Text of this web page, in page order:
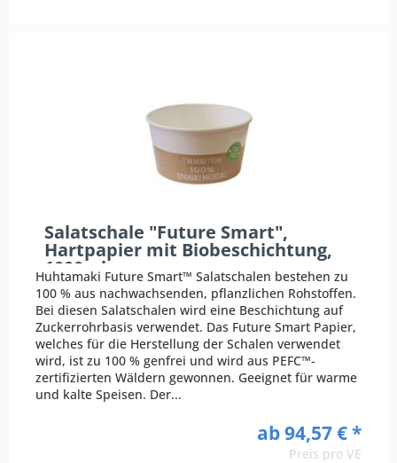
Salatschale "Future Smart",
Hartpapier mit Biobeschichtung,
1000ml
Huhtamaki Future Smart™ Salatschalen bestehen zu
100 % aus nachwachsenden, pflanzlichen Rohstoffen.
Bei diesen Salatschalen wird eine Beschichtung auf
Zuckerrohrbasis verwendet. Das Future Smart Papier,
welches für die Herstellung der Schalen verwendet
wird, ist zu 100 % genfrei und wird aus PEFC™-
zertifizierten Wäldern gewonnen. Geeignet für warme
und kalte Speisen. Der...
ab 94,57 € *
Preis pro VE